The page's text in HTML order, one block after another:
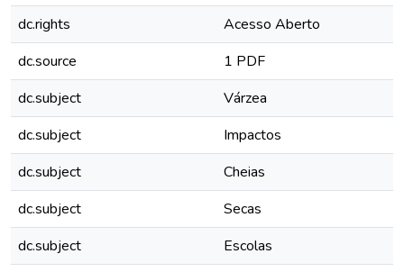
dc.rights
Acesso Aberto
dc.source
1 PDF
dc.subject
Várzea
dc.subject
Impactos
dc.subject
Cheias
dc.subject
Secas
dc.subject
Escolas